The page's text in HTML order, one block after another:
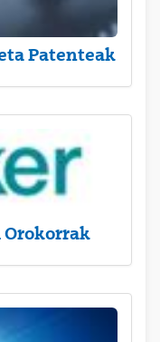
Patenteak